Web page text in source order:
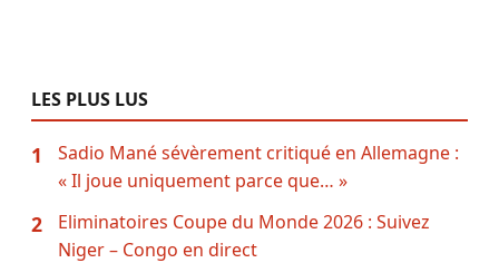
LES PLUS LUS
1
Sadio Mané sévèrement critiqué en Allemagne :
« Il joue uniquement parce que… »
2
Eliminatoires Coupe du Monde 2026 : Suivez
Niger – Congo en direct